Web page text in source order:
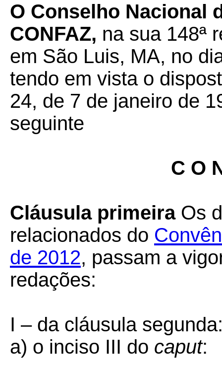
O Conselho Nacional
CONFAZ, na sua 148ª
em São Luis, MA, no
tendo em vista o
24, de 7 de janeiro de
seguinte
C O
Cláusula primeira Os
relacionados do
de 2012, passam a
redações:
I – da cláusula
a) o inciso III do caput: